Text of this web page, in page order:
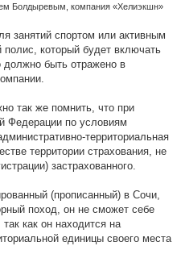
Болдыревым, компания «Хелиэкшн»
занятий спортом или активным
полис, который будет включать
должно быть отражено в
так же помнить, что при
Федерации по условиям
территориальная
территории страхования, не
застрахованного.
(прописанный) в Сочи,
поход, он не сможет себе
как он находится на
единицы своего места